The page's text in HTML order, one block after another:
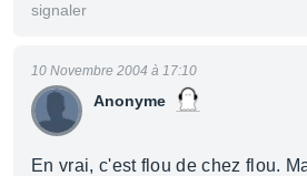
signaler
Anonyme
10 Novembre 2004 à 17:10
En vrai, c'est flou de chez flou.